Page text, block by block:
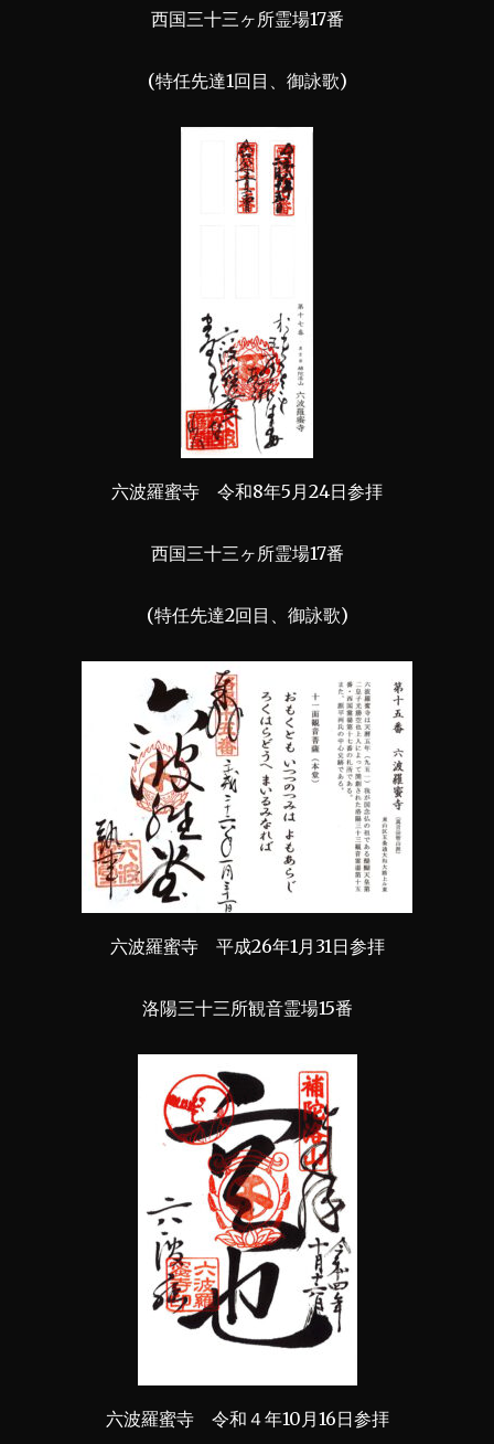
西国三十三ヶ所霊場17番
(特任先達1回目、御詠歌)
六波羅蜜寺 令和8年5月24日参拝
西国三十三ヶ所霊場17番
(特任先達2回目、御詠歌)
六波羅蜜寺 平成26年1月31日参拝
洛陽三十三所観音霊場15番
六波羅蜜寺 令和４年10月16日参拝